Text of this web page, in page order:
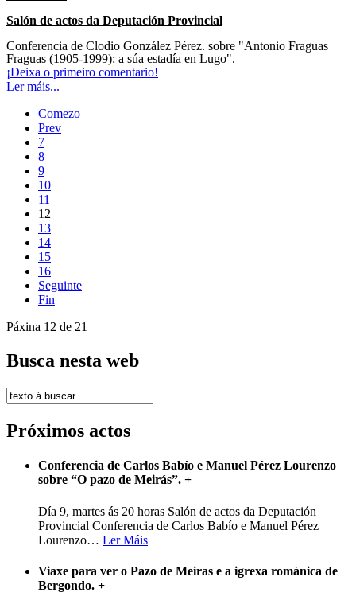
Salón de actos da Deputación Provincial
Conferencia de Clodio González Pérez. sobre "Antonio Fraguas
Fraguas (1905-1999): a súa estadía en Lugo".
¡Deixa o primeiro comentario!
Ler máis...
Comezo
Prev
7
8
9
10
11
12
13
14
15
16
Seguinte
Fin
Páxina 12 de 21
Busca nesta web
Próximos actos
Conferencia de Carlos Babío e Manuel Pérez Lourenzo
sobre “O pazo de Meirás”. +
Día 9, martes ás 20 horas Salón de actos da Deputación
Provincial Conferencia de Carlos Babío e Manuel Pérez
Lourenzo… Ler Máis
Viaxe para ver o Pazo de Meiras e a igrexa románica de
Bergondo. +